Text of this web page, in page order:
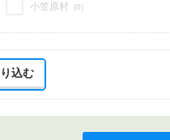
小笠原村 (0)
込む